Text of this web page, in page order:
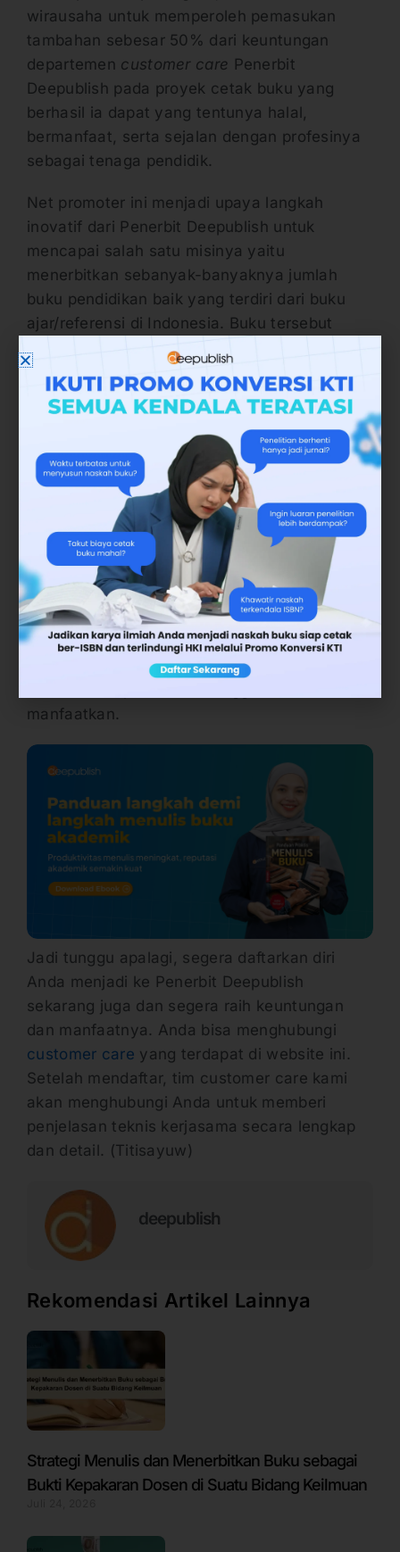
wirausaha untuk memperoleh pemasukan
tambahan sebesar 50% dari keuntungan
departemen customer care Penerbit
Deepublish pada proyek cetak buku yang
berhasil ia dapat yang tentunya halal,
bermanfaat, serta sejalan dengan profesinya
sebagai tenaga pendidik.
Net promoter ini menjadi upaya langkah
inovatif dari Penerbit Deepublish untuk
mencapai salah satu misinya yaitu
menerbitkan sebanyak-banyaknya jumlah
buku pendidikan baik yang terdiri dari buku
ajar/referensi di Indonesia. Buku tersebut
tentunya merupakan karya asli dari para
ahlinya, guru, dan dosen.
Dengan banyaknya buku pendidikan yang
terbit, tentu menjadi bekal bagi generasi
penerus sebagai bekal ilmu pengetahuan yang
banyak untuk bersaing di masa mendatang.
Bersama Penerbit Deepublish, mari kita
tingkatkan produktivitas menulis buku rekan-
rekan guru dan dosen yang Anda kenal.
Partisipasi dan dukungan Anda sangat
dibutuhkan. Benefit 50% bagi hasil dari
keuntungan bersih departemen
manfaatkan.
Jadi tunggu apalagi, segera daftarkan diri
Anda menjadi ke Penerbit Deepublish
sekarang juga dan segera raih keuntungan
dan manfaatnya. Anda bisa menghubungi
customer care yang terdapat di website ini.
Setelah mendaftar, tim customer care kami
akan menghubungi Anda untuk memberi
penjelasan teknis kerjasama secara lengkap
dan detail. (Titisayuw)
deepublish
Rekomendasi Artikel Lainnya
Strategi Menulis dan Menerbitkan Buku sebagai
Bukti Kepakaran Dosen di Suatu Bidang Keilmuan